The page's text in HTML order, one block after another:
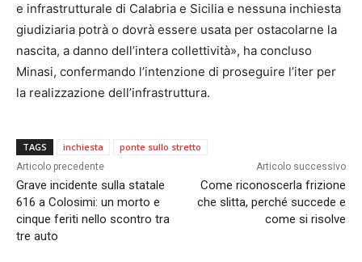
e infrastrutturale di Calabria e Sicilia e nessuna inchiesta
giudiziaria potrà o dovrà essere usata per ostacolarne la
nascita, a danno dell’intera collettività», ha concluso
Minasi, confermando l’intenzione di proseguire l’iter per
la realizzazione dell’infrastruttura.
TAGS inchiesta ponte sullo stretto
Articolo precedente
Grave incidente sulla statale
616 a Colosimi: un morto e
cinque feriti nello scontro tra
tre auto
Articolo successivo
Come riconoscerla frizione
che slitta, perché succede e
come si risolve